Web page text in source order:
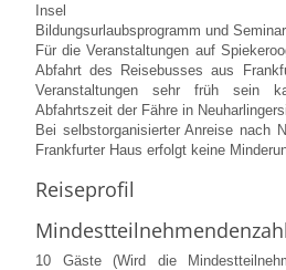
Insel
Bildungsurlaubsprogramm und
Für die Veranstaltungen auf
Abfahrt des Reisebusses aus
Veranstaltungen sehr früh sein
Abfahrtszeit der Fähre in
Bei selbstorganisierter Anreise nach
Frankfurter Haus erfolgt keine
Reiseprofil
10 Gäste (Wird die